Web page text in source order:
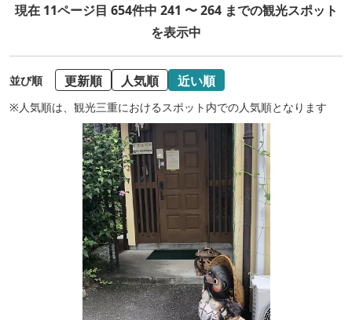
現在 11ページ目 654件中 241 〜 264 までの観光スポット
を表示中
並び順 更新順 人気順 近い順
※人気順は、観光三重におけるスポット内での人気順となります